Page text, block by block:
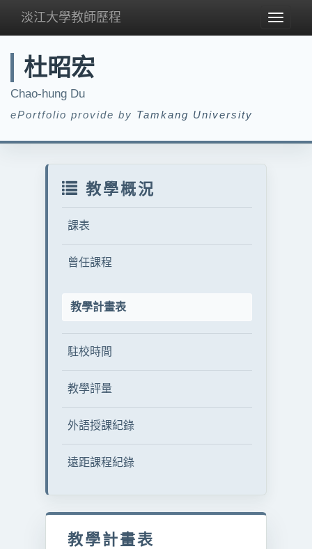
Toggle
淡江大學教師歷程
杜昭宏
Chao-hung Du
ePortfolio provide by Tamkang University
教學概況
課表
曾任課程
教學計畫表
駐校時間
教學評量
外語授課紀錄
遠距課程紀錄
教學計畫表